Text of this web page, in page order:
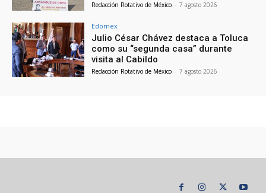
Redacción Rotativo de México - 7 agosto 2026
Edomex
Julio César Chávez destaca a Toluca
como su “segunda casa” durante
visita al Cabildo
Redacción Rotativo de México - 7 agosto 2026